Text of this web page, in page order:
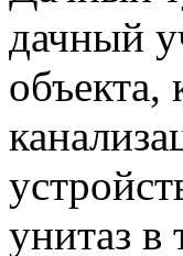
дачный
объекта,
унитаз